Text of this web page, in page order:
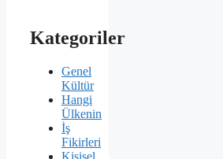
Kategoriler
Genel
Kültür
Hangi
Ülkenin
İş
Fikirleri
Kişisel